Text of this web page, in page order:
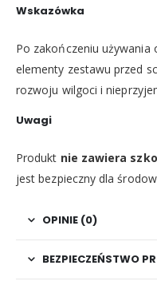
Wskazówka
Po zakończeniu używania
elementy zestawu przed
rozwoju wilgoci i
Uwagi
Produkt nie zawiera
jest bezpieczny dla
OPINIE (0)
BEZPIECZEŃSTWO